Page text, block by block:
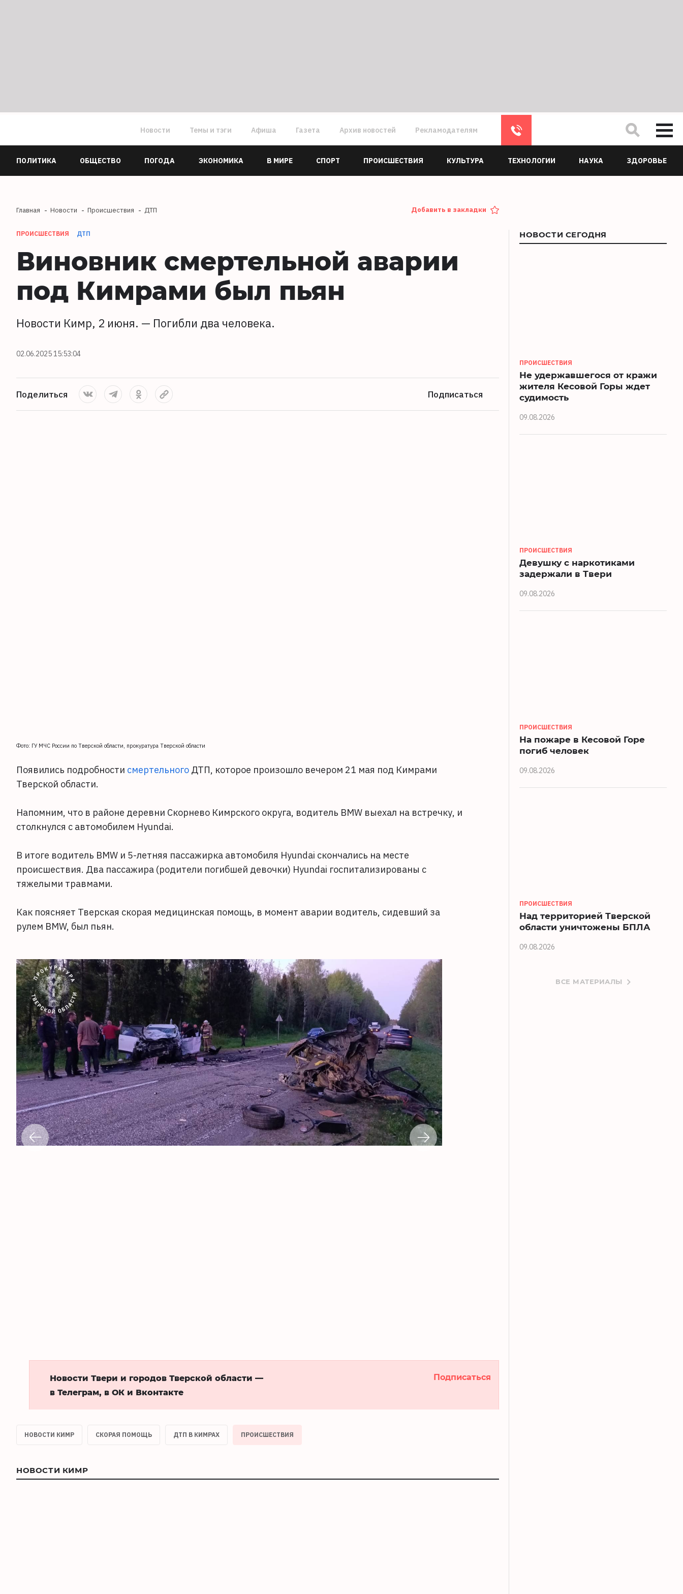
Новости Темы и тэги Афиша Газета Архив новостей Рекламодателям
ПОЛИТИКА ОБЩЕСТВО ПОГОДА ЭКОНОМИКА В МИРЕ СПОРТ ПРОИСШЕСТВИЯ КУЛЬТУРА ТЕХНОЛОГИИ НАУКА ЗДОРОВЬЕ
Главная Новости Происшествия ДТП Добавить в закладки
ПРОИСШЕСТВИЯ ДТП
Виновник смертельной аварии
под Кимрами был пьян
Новости Кимр, 2 июня. — Погибли два человека.
02.06.2025 15:53:04
Поделиться Подписаться
Фото: ГУ МЧС России по Тверской области, прокуратура Тверской области
Появились подробности смертельного ДТП, которое произошло вечером 21 мая под Кимрами
Тверской области.
Напомним, что в районе деревни Скорнево Кимрского округа, водитель BMW выехал на встречку, и
столкнулся с автомобилем Hyundai.
В итоге водитель BMW и 5-летняя пассажирка автомобиля Hyundai скончались на месте
происшествия. Два пассажира (родители погибшей девочки) Hyundai госпитализированы с
тяжелыми травмами.
Как поясняет Тверская скорая медицинская помощь, в момент аварии водитель, сидевший за
рулем BMW, был пьян.
Новости Твери и городов Тверской области —
в Телеграм, в ОК и Вконтакте
Подписаться
НОВОСТИ КИМР СКОРАЯ ПОМОЩЬ ДТП В КИМРАХ ПРОИСШЕСТВИЯ
НОВОСТИ КИМР
НОВОСТИ СЕГОДНЯ
ПРОИСШЕСТВИЯ
Не удержавшегося от кражи
жителя Кесовой Горы ждет
судимость
09.08.2026
ПРОИСШЕСТВИЯ
Девушку с наркотиками
задержали в Твери
09.08.2026
ПРОИСШЕСТВИЯ
На пожаре в Кесовой Горе
погиб человек
09.08.2026
ПРОИСШЕСТВИЯ
Над территорией Тверской
области уничтожены БПЛА
09.08.2026
ВСЕ МАТЕРИАЛЫ